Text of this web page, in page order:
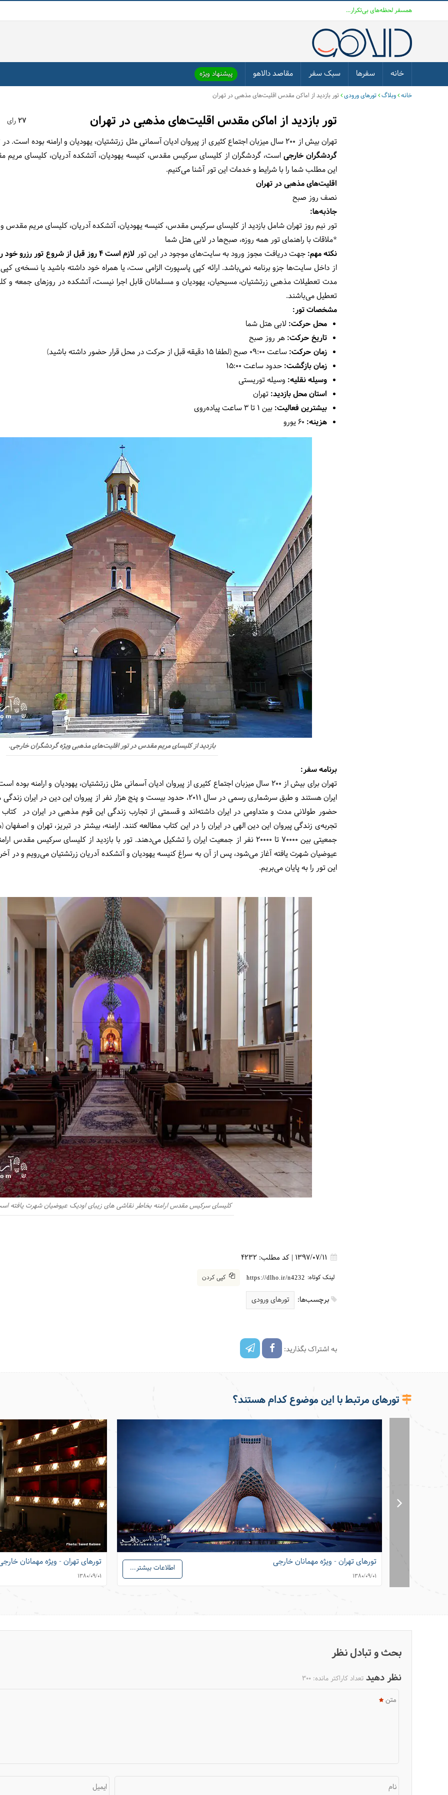
همسفر لحظه‌های بی‌تکرار...
خانه سفرها سبک سفر مقاصد دالاهو پیشنهاد ویژه
خانه وبلاگ تورهای ورودی تور بازدید از اماکن مقدس اقلیت‌های مذهبی در تهران
تور بازدید از اماکن مقدس اقلیت‌های مذهبی در تهران 27رای
تهران بیش از 200 سال میزبان اجتماع کثیری از پیروان ادیان آسمانی مثل زرتشتیان، یهودیان و ارامنه بوده است. در تور اقلیت‌های مذهبی تهران که مختص
گردشگران خارجی است، گردشگران از
این مطلب شما را با شرایط و خدمات این تور آشنا می‌کنیم.
اقلیت‌های مذهبی در تهران
نصف روز صبح
جاذبه‌ها:
تور نیم روز تهران شامل بازدید از کلیسای سرکیس مقدس، کنیسه یهودیان، آتشکده آدریان، کلیسای مریم مقدس و
*ملاقات با راهنمای تور همه روزه، صبح‌ها در لابی هتل شما
نکته مهم:جهت دریافت مجوز ورود به سایت‌های موجود در این تور لازم است 4 روز قبل از شروع تور رزرو خود را انجام دهید.
از داخل سایت‌ها جزو برنامه نمی‌باشد. ارائه کپی پاسپورت‌ الزامی ست، یا همراه خود داشته باشید یا نسخه‌ی
مدت تعطیلات مذهبی زرتشتیان، مسیحیان، یهودیان و مسلمانان قابل اجرا نیست، آتشکده در روزهای جمعه
تعطیل می‌باشند.
مشخصات تور:
محل حرکت: لابی هتل شما
تاریخ حرکت: هر روز صبح
زمان حرکت: ساعت 09:00 صبح (لطفا 15 دقیقه قبل از حرکت در محل قرار حضور داشته باشید)
زمان بازگشت: حدود ساعت 15:00
وسیله نقلیه: وسیله توریستی
استان محل بازدید: تهران
بیشترین فعالیت: بین 1 تا 3 ساعت پیاده‌روی
هزینه: 60 یورو
بازدید از کلیسای مریم مقدس در تور اقلیت‌های مذهبی ویژه گردشگران خارجی.
برنامه سفر:
تهران برای بیش از 200 سال میزبان اجتماع کثیری از پیروان ادیان آسمانی مثل زرتشتیان، یهودیان و
ایران هستند و طبق سرشماری رسمی در سال 2011، حدود بیست و پنج هزار نفر از پیروان این
حضور طولانی مدت و متداومی در ایران داشته‌اند و قسمتی از تجارب زندگی این قوم مذهبی در ایران در
تجربه‌ی زندگی پیروان این دین الهی در ایران را در این کتاب مطالعه کنند. ارامنه، بیشتر در تبریز، تهران و
جمعیتی بین 70000 تا 20000 نفر از جمعیت ایران را تشکیل می‌دهند. تور با بازدید از کلیسای سرکیس
عیوضیان شهرت یافته آغاز می‌شود، پس از آن به سراغ کنیسه یهودیان و آتشکده آدریان زرتشتیان می‌رویم و در
این تور را به پایان می‌بریم.
کلیسای سرکیس مقدس ارامنه بخاطر نقاشی های زیبای اودیک عیوضیان شهرت یافته
1397/07/11
| کد مطلب: 4232
لینک کوتاه: https://dlho.ir/n4232 کپی کردن
برچسب‌ها: تورهای ورودی
به اشتراک بگذارید:
تورهای مرتبط با این موضوع کدام هستند؟
تورهای تهران - ویژه مهمانان خارجی
1380/09/01
اطلاعات بیشتر... تورهای تهران - ویژه مهمانان
1380/09/01
بحث و تبادل نظر
نظر دهید تعداد کاراکتر مانده: 300
متن
نام ایمیل